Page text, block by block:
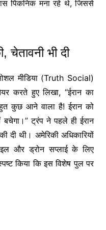
पिकनिक मना रहे थे, जिससे
चेतावनी भी दी
मीडिया (Truth Social)
करते हुए लिखा, “ईरान का
कुछ आने वाला है! ईरान को
बचेगा।” ट्रंप ने पहले ही ईरान
दी थी। अमेरिकी अधिकारियों
और ड्रोन सप्लाई के लिए
किया कि इस विशेष पुल पर